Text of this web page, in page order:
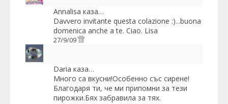
Annalisa каза…
Davvero invitante questa colazione :)...buona
domenica anche a te. Ciao. Lisa
27/9/09
Daria каза…
Много са вкусни!Особенно със сирене!
Благодаря ти, че ми припомни за тези
пирожки.Бях забравила за тях.